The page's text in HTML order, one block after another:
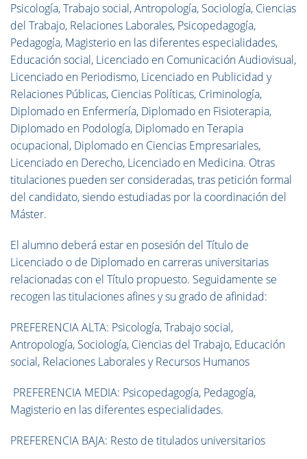
Psicología, Trabajo social, Antropología, Sociología, Ciencias
del Trabajo, Relaciones Laborales, Psicopedagogía,
Pedagogía, Magisterio en las diferentes especialidades,
Educación social, Licenciado en Comunicación Audiovisual,
Licenciado en Periodismo, Licenciado en Publicidad y
Relaciones Públicas, Ciencias Políticas, Criminología,
Diplomado en Enfermería, Diplomado en Fisioterapia,
Diplomado en Podología, Diplomado en Terapia
ocupacional, Diplomado en Ciencias Empresariales,
Licenciado en Derecho, Licenciado en Medicina. Otras
titulaciones pueden ser consideradas, tras petición formal
del candidato, siendo estudiadas por la coordinación del
Máster.
El alumno deberá estar en posesión del Título de
Licenciado o de Diplomado en carreras universitarias
relacionadas con el Título propuesto. Seguidamente se
recogen las titulaciones afines y su grado de afinidad:
PREFERENCIA ALTA: Psicología, Trabajo social,
Antropología, Sociología, Ciencias del Trabajo, Educación
social, Relaciones Laborales y Recursos Humanos
PREFERENCIA MEDIA: Psicopedagogía, Pedagogía,
Magisterio en las diferentes especialidades.
PREFERENCIA BAJA: Resto de titulados universitarios